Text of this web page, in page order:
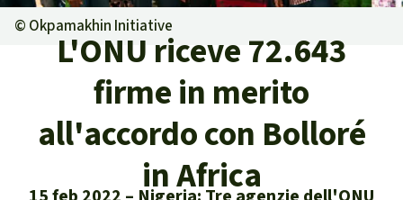
Informazioni
Informati
Attualità
Risultati
Temi principali
Foresta tropicale
Biomassa e Bioenergia
Chi siamo
Salviamo la Foresta
Chi siamo
Donazione urgente
Protezione degli animali
Donazione per una regione
particolare
America Latina
© Okpamakhin Initiative
L'ONU riceve 72.643
firme in merito
all'accordo con Bolloré
in Africa